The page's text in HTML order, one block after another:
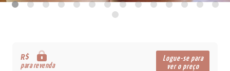
R$
para revenda
Logue-se para
ver o preço